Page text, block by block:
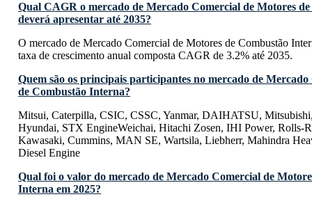
Qual CAGR o mercado de Mercado Comercial de Motores
deverá apresentar até 2035?
O mercado de Mercado Comercial de Motores de Combustão
taxa de crescimento anual composta CAGR de 3.2% até 2035.
Quem são os principais participantes no mercado de
de Combustão Interna?
Mitsui, Caterpilla, CSIC, CSSC, Yanmar, DAIHATSU,
Hyundai, STX EngineWeichai, Hitachi Zosen, IHI Power, Rolls-
Kawasaki, Cummins, MAN SE, Wartsila, Liebherr, Mahindra
Diesel Engine
Qual foi o valor do mercado de Mercado Comercial de
Interna em 2025?